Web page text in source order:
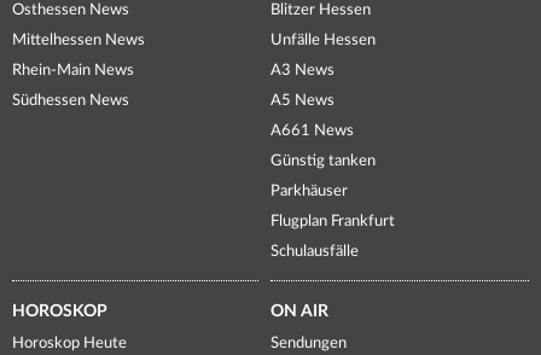
Osthessen News
Mittelhessen News
Rhein-Main News
Südhessen News
Blitzer Hessen
Unfälle Hessen
A3 News
A5 News
A661 News
Günstig tanken
Parkhäuser
Flugplan Frankfurt
Schulausfälle
HOROSKOP
Horoskop Heute
ON AIR
Sendungen